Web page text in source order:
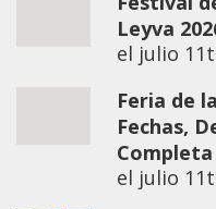
Leyva
el julio
Feria de
Fechas,
Completa
el julio